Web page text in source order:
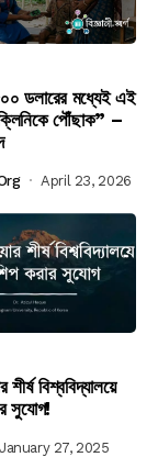
ডলারের মধ্যেই এই
ক্লিনিকে পৌঁছাক” –
April 23, 2026
শীর্ষ বিশ্ববিদ্যালয়ে
সুযোগ!
January 27, 2025